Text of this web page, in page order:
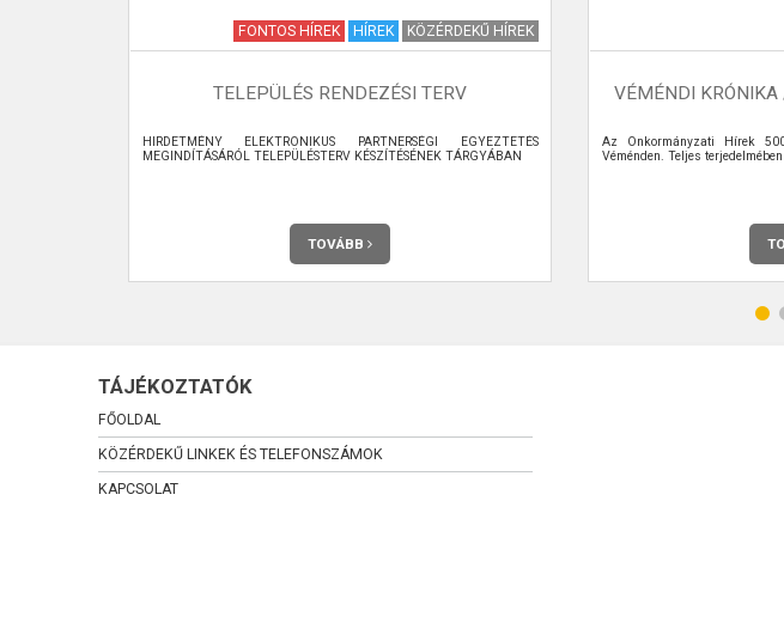
FONTOS HÍREK HÍREK KÖZÉRDEKŰ HÍREK
TELEPÜLÉS RENDEZÉSI TERV
HIRDETMÉNY ELEKTRONIKUS PARTNERSÉGI EGYEZTETÉS
MEGINDÍTÁSÁRÓL TELEPÜLÉSTERV KÉSZÍTÉSÉNEK TÁRGYÁBAN
TOVÁBB
VÉMÉNDI KRÓNIKA
Az Önkormányzati Hírek
Véménden. Teljes
TÁJÉKOZTATÓK
FŐOLDAL
KÖZÉRDEKŰ LINKEK ÉS TELEFONSZÁMOK
KAPCSOLAT